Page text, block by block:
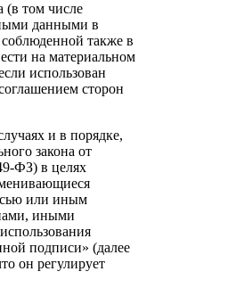
(в том числе
данными в
также в
на материальном
использован
сторон
и в порядке,
закона от
ФЗ) в целях
или иным
иными
подписи» (далее
он регулирует